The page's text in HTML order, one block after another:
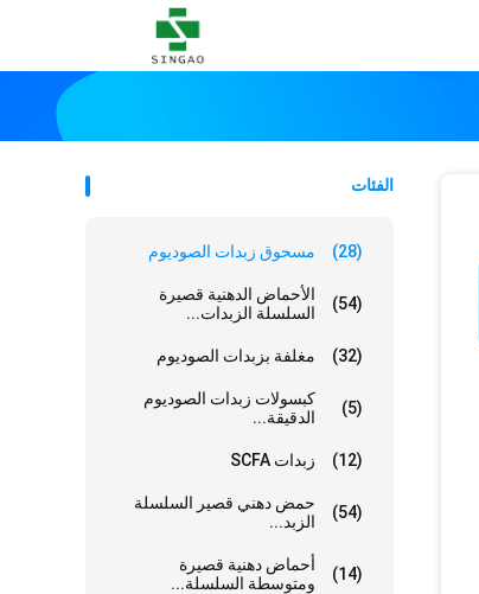
الفئات
مسحوق زبدات الصوديوم (28)
الأحماض الدهنية قصيرة
السلسلة الزبدات...
(54)
مغلفة بزبدات الصوديوم (32)
كبسولات زبدات الصوديوم
الدقيقة...
(5)
زبدات SCFA (12)
حمض دهني قصير السلسلة
الزبد...
(54)
أحماض دهنية قصيرة
ومتوسطة السلسلة...
(14)